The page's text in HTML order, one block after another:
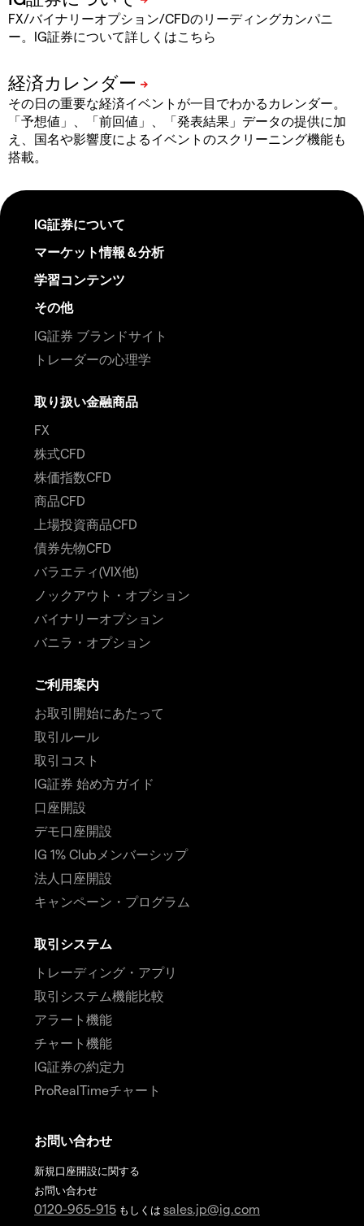
FX/バイナリーオプション/CFDのリーディングカンパニ
ー。IG証券について詳しくはこちら
その日の重要な経済イベントが一目でわかるカレンダー。
「予想値」、「前回値」、「発表結果」データの提供に加
え、国名や影響度によるイベントのスクリーニング機能も
搭載。
IG証券について
マーケット情報＆分析
学習コンテンツ
その他
IG証券 ブランドサイト
トレーダーの心理学
取り扱い金融商品
FX
株式CFD
株価指数CFD
商品CFD
上場投資商品CFD
債券先物CFD
バラエティ(VIX他)
ノックアウト・オプション
バイナリーオプション
バニラ・オプション
ご利用案内
お取引開始にあたって
取引ルール
取引コスト
IG証券 始め方ガイド
口座開設
デモ口座開設
IG 1% Clubメンバーシップ
法人口座開設
キャンペーン・プログラム
取引システム
トレーディング・アプリ
取引システム機能比較
アラート機能
チャート機能
IG証券の約定力
ProRealTimeチャート
お問い合わせ
新規口座開設に関する
お問い合わせ
0120-965-915 もしくは sales.jp@ig.com